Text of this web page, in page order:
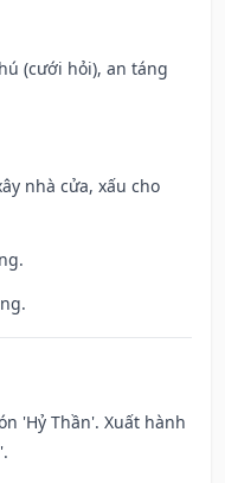
(cưới hỏi), an táng
nhà cửa, xấu cho
'Hỷ Thần'. Xuất hành